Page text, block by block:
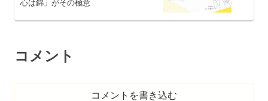
心は錦」がその極意
コメント
コメントを書き込む